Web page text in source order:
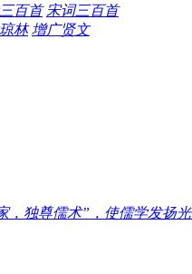
百首 宋词三百首
林 增广贤文
，独尊儒术”，使儒学发扬